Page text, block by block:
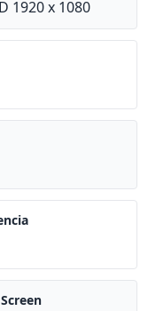
1920 x 1080